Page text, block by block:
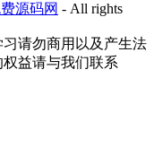
源码网 - All rights
请勿商用以及产生法
益请与我们联系